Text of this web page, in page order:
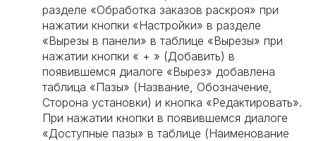
разделе «Обработка заказов раскроя» при
нажатии кнопки «Настройки» в разделе
«Вырезы в панели» в таблице «Вырезы» при
нажатии кнопки « + » (Добавить) в
появившемся диалоге «Вырез» добавлена
таблица «Пазы» (Название, Обозначение,
Сторона установки) и кнопка «Редактировать».
При нажатии кнопки в появившемся диалоге
«Доступные пазы» в таблице (Наименование